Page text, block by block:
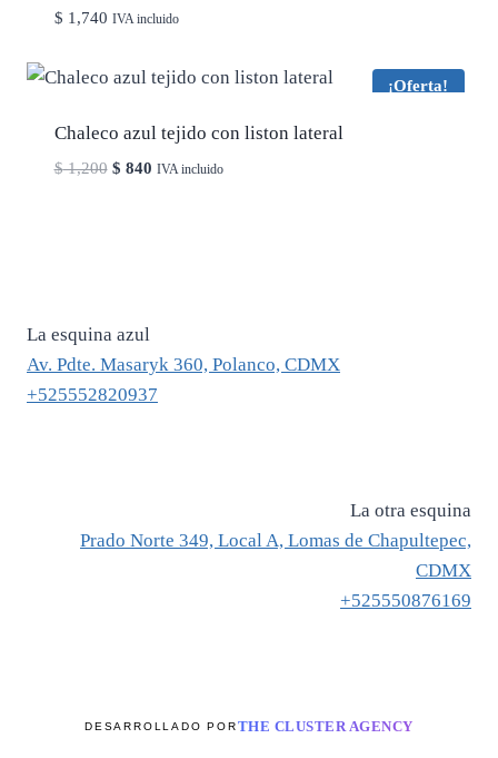
$ 1,740 IVA incluido
¡Oferta!
Chaleco azul tejido con liston lateral
$1,200 El
$ 840ElIVA incluido
La esquina azul
Av. Pdte. Masaryk 360, Polanco, CDMX
+525552820937
La otra esquina
Prado Norte 349, Local A, Lomas de Chapultepec,
CDMX
+525550876169
DESARROLLADO PORTHE CLUSTER AGENCY